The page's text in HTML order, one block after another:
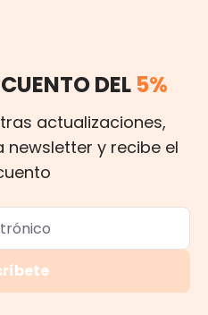
DEL 5%
actualizaciones,
y recibe el